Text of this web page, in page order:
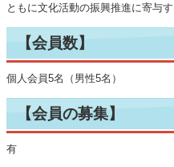
ともに文化活動の振興推進に寄与
【会員数】
個人会員5名（男性5名）
【会員の募集】
有